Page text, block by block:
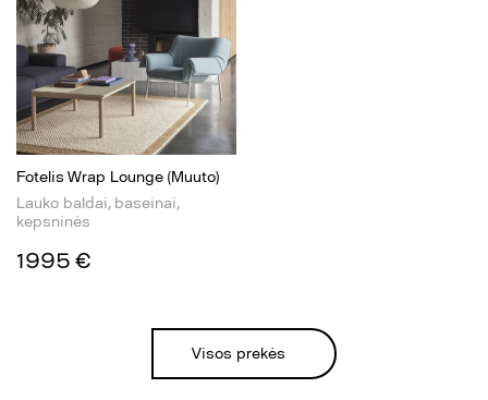
Fotelis Wrap Lounge (Muuto)
Lauko baldai, baseinai,
kepsninės
1995 €
Visos prekės